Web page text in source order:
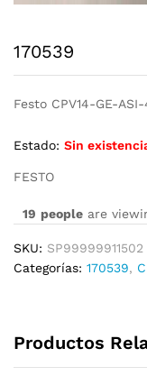
170539
Festo CPV14-GE-
Estado: Sin
FESTO
19 people are
SKU: SP99999911502
Categorías: 170539,
Productos